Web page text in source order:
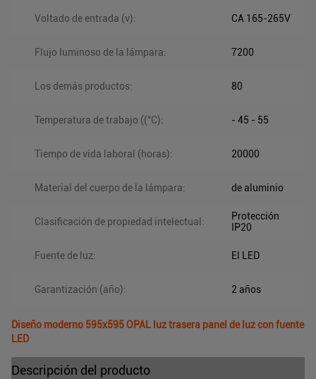
Voltado de entrada (v): CA 165-265V
Flujo luminoso de la lámpara: 7200
Los demás productos: 80
Temperatura de trabajo ((°C): - 45 - 55
Tiempo de vida laboral (horas): 20000
Material del cuerpo de la lámpara: de aluminio
Clasificación de propiedad intelectual:
Protección
IP20
Fuente de luz: El LED
Garantización (año): 2 años
Diseño moderno 595x595 OPAL luz trasera panel de luz con fuente
LED
Descripción del producto